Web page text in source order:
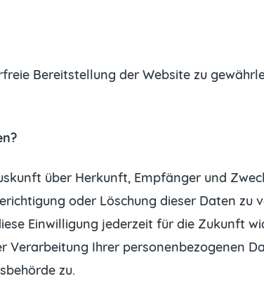
Bereitstellung der Website zu
über Herkunft, Empfänger und
oder Löschung dieser Daten zu
Einwilligung jederzeit für die Zukunft
Ihrer personenbezogenen
zu.